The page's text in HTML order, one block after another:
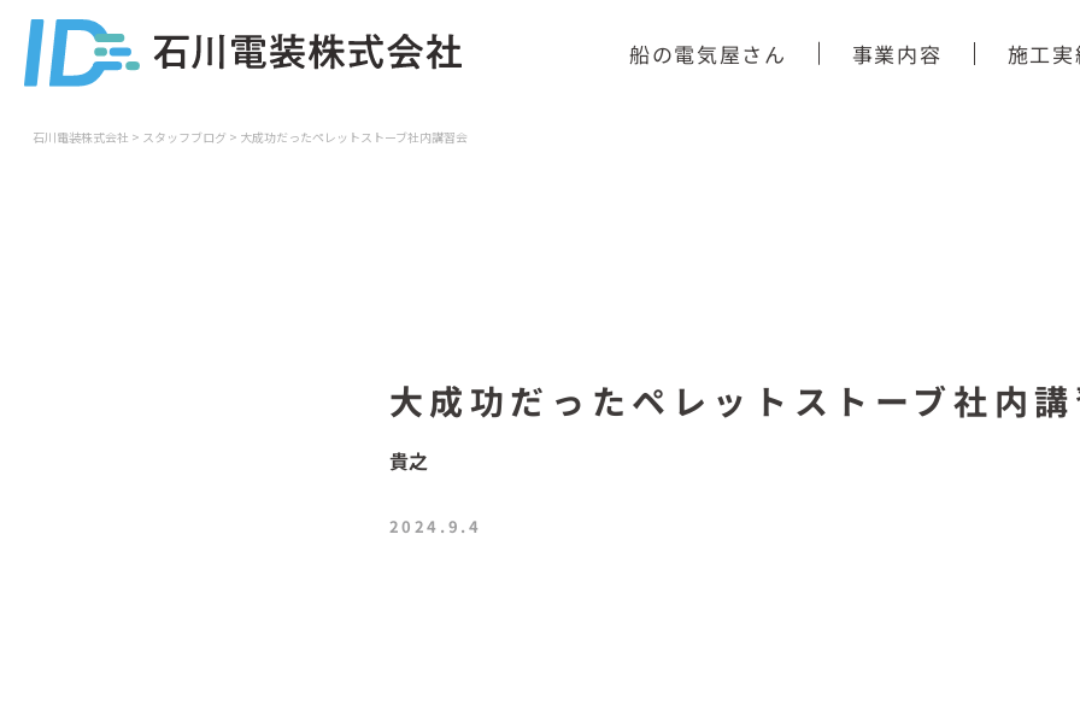
船の電気屋さん 事業内容 施工実
石川電装株式会社 > スタッフブログ > 大成功だったペレットストーブ社内講習会
大成功だったペレットストーブ社内
貴之
2024.9.4